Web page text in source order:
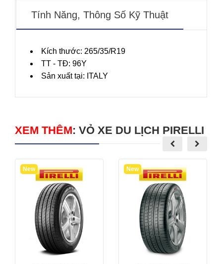
Tính Năng, Thông Số Kỹ Thuật
Kích thước: 265/35/R19
TT - TĐ: 96Y
Sản xuất tại: ITALY
XEM THÊM: VỎ XE DU LỊCH PIRELLI
New New